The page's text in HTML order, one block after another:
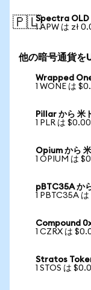
🇵🇱Spectra OLD
1 APW は zł
他の暗号通貨を
Wrapped
1 WONE は
Pillar から 米
1 PLR は
Opium から
1 OPIUM は
pBTC35A か
1 PBTC35A
Compound
1 CZRX は
Stratos
1 STOS は